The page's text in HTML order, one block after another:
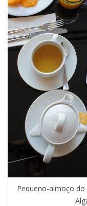
Pequeno-almoço do